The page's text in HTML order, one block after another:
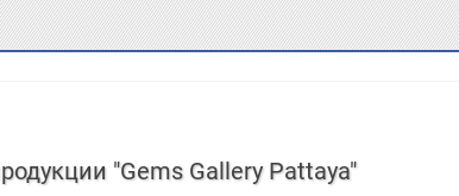
"Gems Gallery Pattaya"